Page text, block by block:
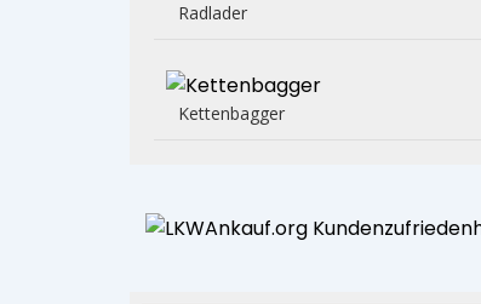
Radlader
Kettenbagger